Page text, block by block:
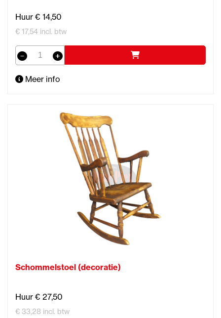
Huur € 14,50
€ 17,54 incl. btw
Meer info
Schommelstoel (decoratie)
Huur € 27,50
€ 33,28 incl. btw